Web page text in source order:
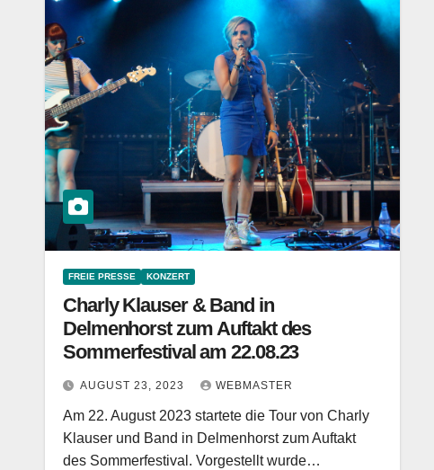
FREIE PRESSE KONZERT
Charly Klauser & Band in
Delmenhorst zum Auftakt des
Sommerfestival am 22.08.23
AUGUST 23, 2023 WEBMASTER
Am 22. August 2023 startete die Tour von Charly
Klauser und Band in Delmenhorst zum Auftakt
des Sommerfestival. Vorgestellt wurde…